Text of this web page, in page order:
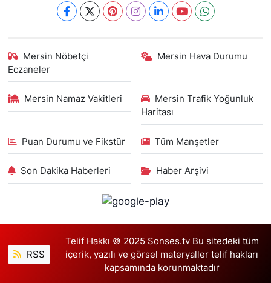
Mersin Nöbetçi
Eczaneler
Mersin Hava Durumu
Mersin Namaz Vakitleri
Mersin Trafik Yoğunluk
Haritası
Puan Durumu ve Fikstür Tüm Manşetler
Son Dakika Haberleri Haber Arşivi
RSS
Telif Hakkı © 2025 Sonses.tv Bu sitedeki tüm
içerik, yazılı ve görsel materyaller telif hakları
kapsamında korunmaktadır